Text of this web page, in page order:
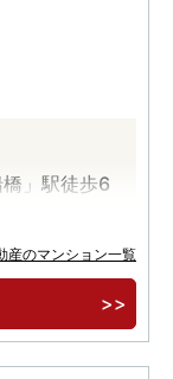
」駅徒歩6
産のマンション一覧